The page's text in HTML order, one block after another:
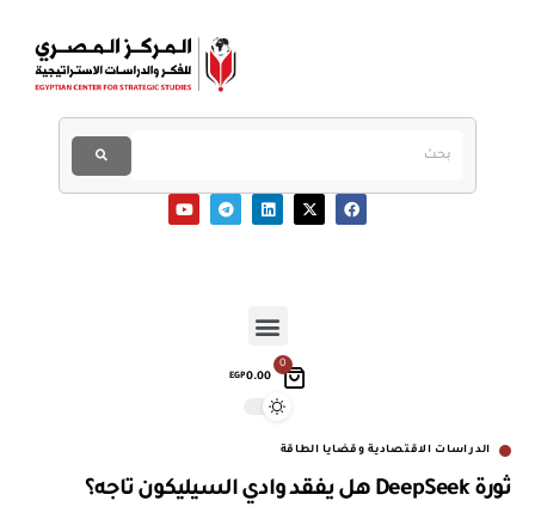
0
EGP0.00
الدراسات الاقتصادية وقضايا الطاقة
ثورة DeepSeek هل يفقد وادي السيليكون تاجه؟